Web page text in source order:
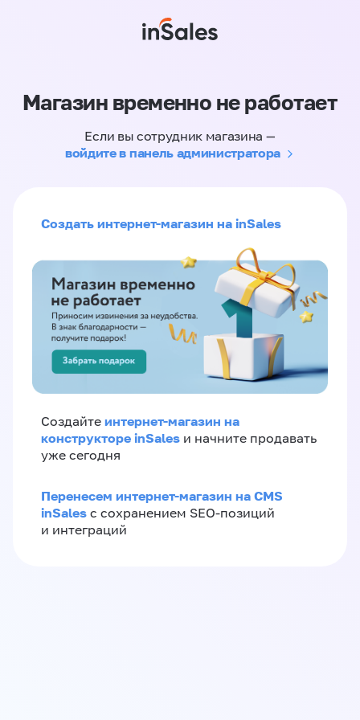
Магазин временно не работает
Если вы сотрудник магазина —
войдите в панель администратора
Создать интернет-магазин на inSales
Создайте интернет-магазин на
конструкторе inSales и начните продавать
уже сегодня
Перенесем интернет-магазин на CMS
inSales с сохранением SEO-позиций
и интеграций